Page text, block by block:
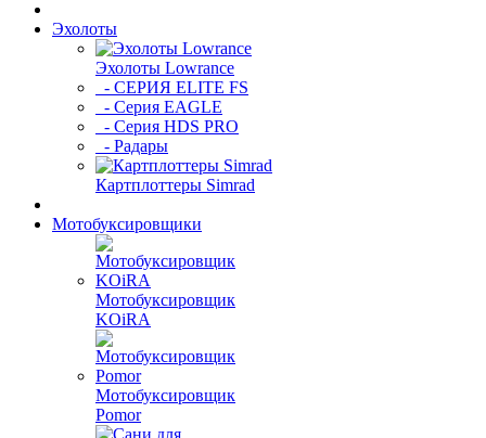
Эхолоты
Эхолоты Lowrance
- СЕРИЯ ELITE FS
- Серия EAGLE
- Серия HDS PRO
- Радары
Картплоттеры Simrad
Мотобуксировщики
Мотобуксировщик
KOiRA
Мотобуксировщик
Pomor